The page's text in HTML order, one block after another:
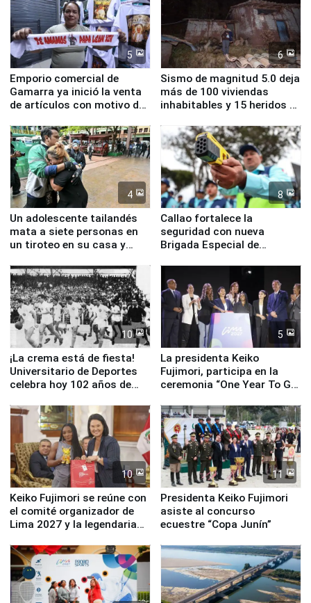
5
Emporio comercial de
Gamarra ya inició la venta
de artículos con motivo de
6
Sismo de magnitud 5.0 deja
más de 100 viviendas
inhabitables y 15 heridos en
4
Un adolescente tailandés
mata a siete personas en
un tiroteo en su casa y
8
Callao fortalece la
seguridad con nueva
Brigada Especial de
equipamiento para
Serenazgo
10
¡La crema está de fiesta!
Universitario de Deportes
celebra hoy 102 años de
5
La presidenta Keiko
Fujimori, participa en la
ceremonia “One Year To Go
10
Keiko Fujimori se reúne con
el comité organizador de
Lima 2027 y la legendaria
11
Presidenta Keiko Fujimori
asiste al concurso
ecuestre “Copa Junín”